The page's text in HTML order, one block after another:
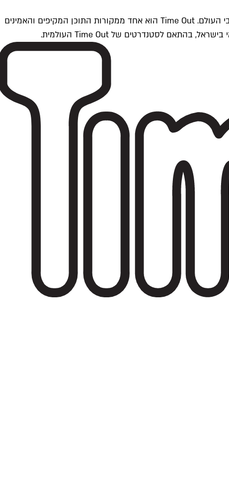
Time Outתל אביב הוא חלק מרשת Time Out Global — רשת מדיה בינלאומית הפועלת ב-360 ערים מרכזיות וב-60 מדינות ברחבי העולם. Time Out הוא אחד ממקורות התוכן המקיפים והאמינים